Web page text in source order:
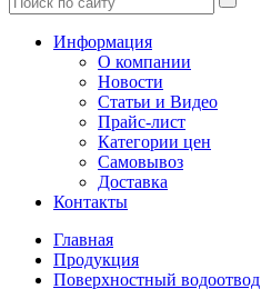
Информация
О компании
Новости
Статьи и Видео
Прайс-лист
Категории цен
Самовывоз
Доставка
Контакты
Главная
Продукция
Поверхностный водоотвод